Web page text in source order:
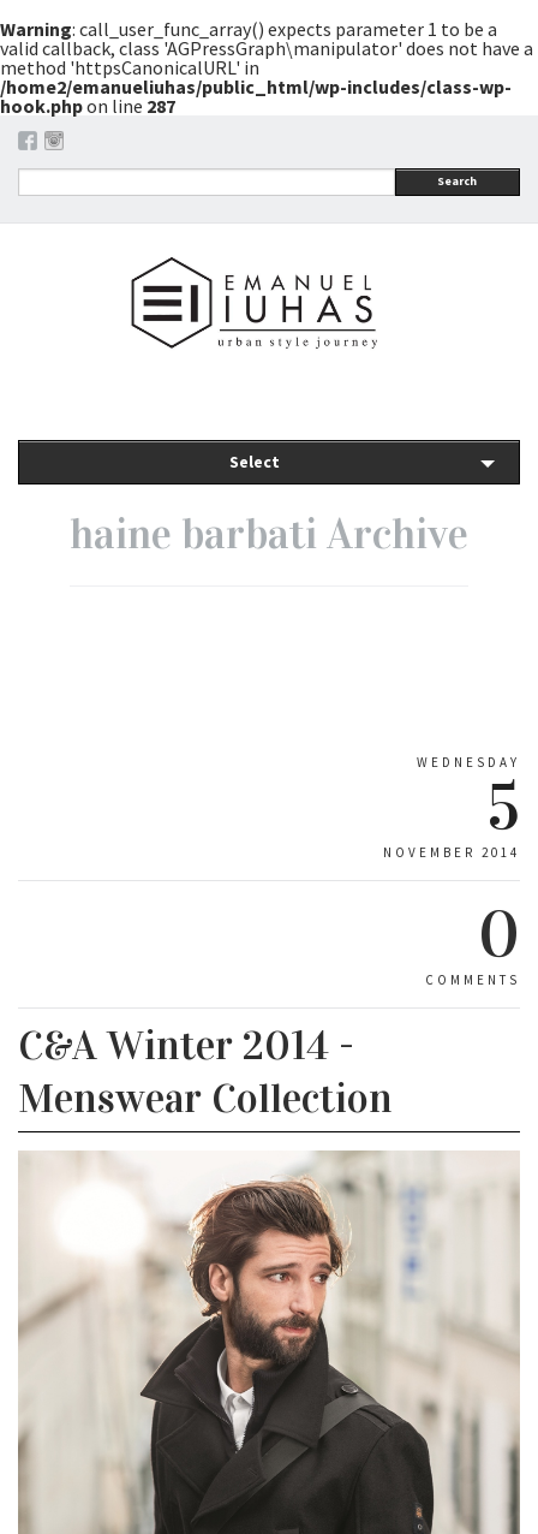
Warning: call_user_func_array() expects parameter 1 to be a
valid callback, class 'AGPressGraph\manipulator' does not have a
method 'httpsCanonicalURL' in
/home2/emanueliuhas/public_html/wp-includes/class-wp-
hook.phpon line 287
Search
Select
haine barbati Archive
WEDNESDAY
5
NOVEMBER 2014
0
COMMENTS
C&A Winter 2014 -
Menswear Collection